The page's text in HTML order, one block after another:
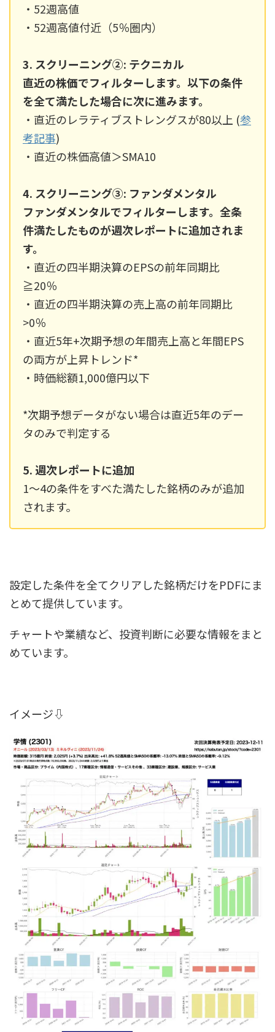
・52週高値
・52週高値付近（5％圏内）
3. スクリーニング②: テクニカル
直近の株価でフィルターします。以下の条件
を全て満たした場合に次に進みます。
・直近のレラティブストレングスが80以上 (参
考記事)
・直近の株価高値＞SMA10
4. スクリーニング③: ファンダメンタル
ファンダメンタルでフィルターします。全条
件満たしたものが週次レポートに追加されま
す。
・直近の四半期決算のEPSの前年同期比
≧20％
・直近の四半期決算の売上高の前年同期比
>0％
・直近5年+次期予想の年間売上高と年間EPS
の両方が上昇トレンド*
・時価総額1,000億円以下
*次期予想データがない場合は直近5年のデー
タのみで判定する
5. 週次レポートに追加
1〜4の条件をすべた満たした銘柄のみが追加
されます。
設定した条件を全てクリアした銘柄だけをPDFにま
とめて提供しています。
チャートや業績など、投資判断に必要な情報をまと
めています。
イメージ⇩